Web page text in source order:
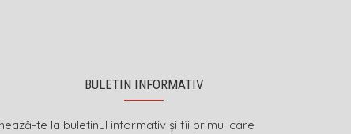
BULETIN INFORMATIV
te la buletinul informativ și fii primul care